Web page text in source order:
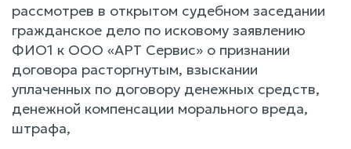
рассмотрев в открытом судебном заседании
гражданское дело по исковому заявлению
ФИО1 к ООО «АРТ Сервис» о признании
договора расторгнутым, взыскании
уплаченных по договору денежных средств,
денежной компенсации морального вреда,
штрафа,